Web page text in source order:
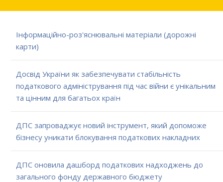
Інформаційно-роз'яснювальні матеріали (дорожні
карти)
Досвід України як забезпечувати стабільність
податкового адміністрування під час війни є унікальним
та цінним для багатьох країн
ДПС запроваджує новий інструмент, який допоможе
бізнесу уникати блокування податкових накладних
ДПС оновила дашборд податкових надходжень до
загального фонду державного бюджету